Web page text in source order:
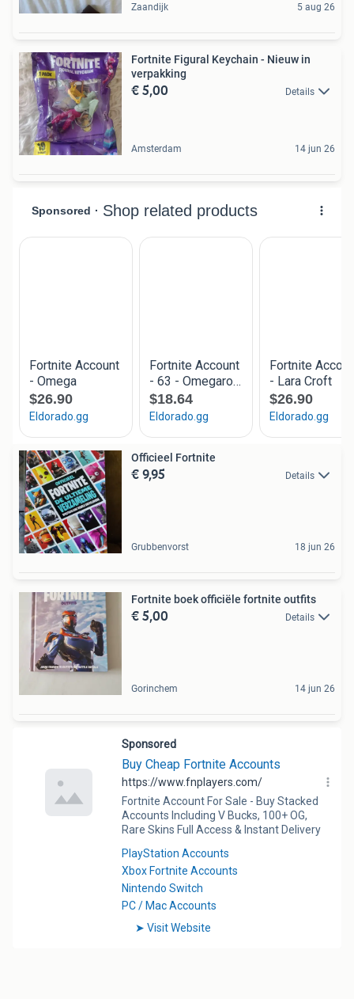
Zaandijk 5 aug 26
Fortnite Figural Keychain - Nieuw in
verpakking
€ 5,00 Details
Amsterdam 14 jun 26
Officieel Fortnite
€ 9,95 Details
Grubbenvorst 18 jun 26
Fortnite boek officiële fortnite outfits
€ 5,00 Details
Gorinchem 14 jun 26